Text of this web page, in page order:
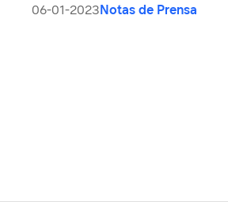
conectados en CES 2023
06-01-2023Notas de Prensa